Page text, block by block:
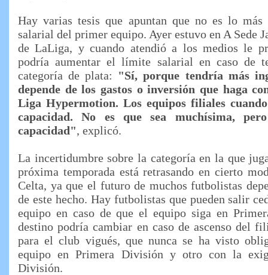
Hay varias tesis que apuntan que no es lo
salarial del primer equipo. Ayer estuvo en A Sede
de LaLiga, y cuando atendió a los medios le
podría aumentar el límite salarial en caso de
categoría de plata: "Sí, porque tendría más
depende de los gastos o inversión que haga
Liga Hypermotion. Los equipos filiales
capacidad. No es que sea muchísima,
capacidad", explicó.
La incertidumbre sobre la categoría en la que
próxima temporada está retrasando en cierto
Celta, ya que el futuro de muchos futbolistas
de este hecho. Hay futbolistas que pueden salir
equipo en caso de que el equipo siga en
destino podría cambiar en caso de ascenso del
para el club vigués, que nunca se ha visto
equipo en Primera División y otro con la
División.